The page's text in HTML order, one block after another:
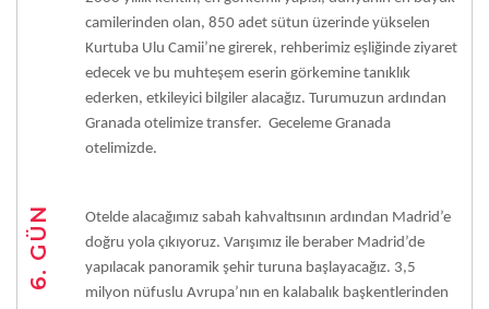
camilerinden olan, 850 adet sütun üzerinde yükselen
Kurtuba Ulu Camii’ne girerek, rehberimiz eşliğinde ziyaret
edecek ve bu muhteşem eserin görkemine tanıklık
ederken, etkileyici bilgiler alacağız. Turumuzun ardından
Granada otelimize transfer. Geceleme Granada
otelimizde.
6. GÜN
Otelde alacağımız sabah kahvaltısının ardından Madrid’e
doğru yola çıkıyoruz. Varışımız ile beraber Madrid’de
yapılacak panoramik şehir turuna başlayacağız. 3,5
milyon nüfuslu Avrupa’nın en kalabalık başkentlerinden